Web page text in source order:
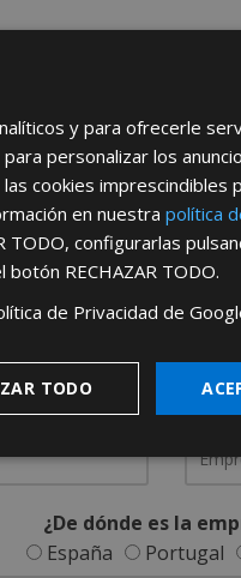
PARA HACERTE
podrá ver todas las
nos pondremos en contacto
¿De dónde es la
España
Portugal
y para ofrecerle
personalizar los
cookies imprescindibles
en nuestra política
TODO, configurarlas
botón RECHAZAR TODO.
de Privacidad de
TODO